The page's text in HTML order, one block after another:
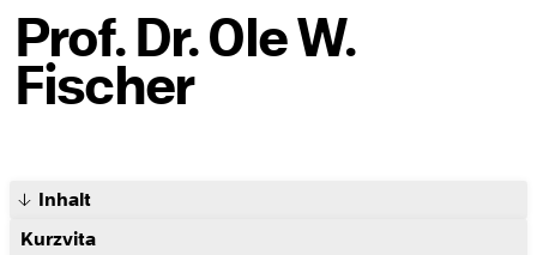
Prof. Dr. Ole W.
Fischer
Inhalt
Kurzvita